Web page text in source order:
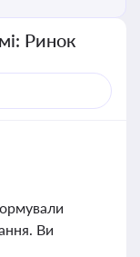
Ринок
Ви